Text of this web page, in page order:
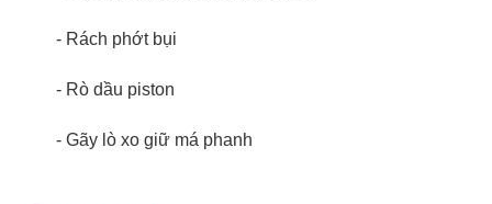
- Rách phớt bụi
- Rò dầu piston
- Gãy lò xo giữ má phanh